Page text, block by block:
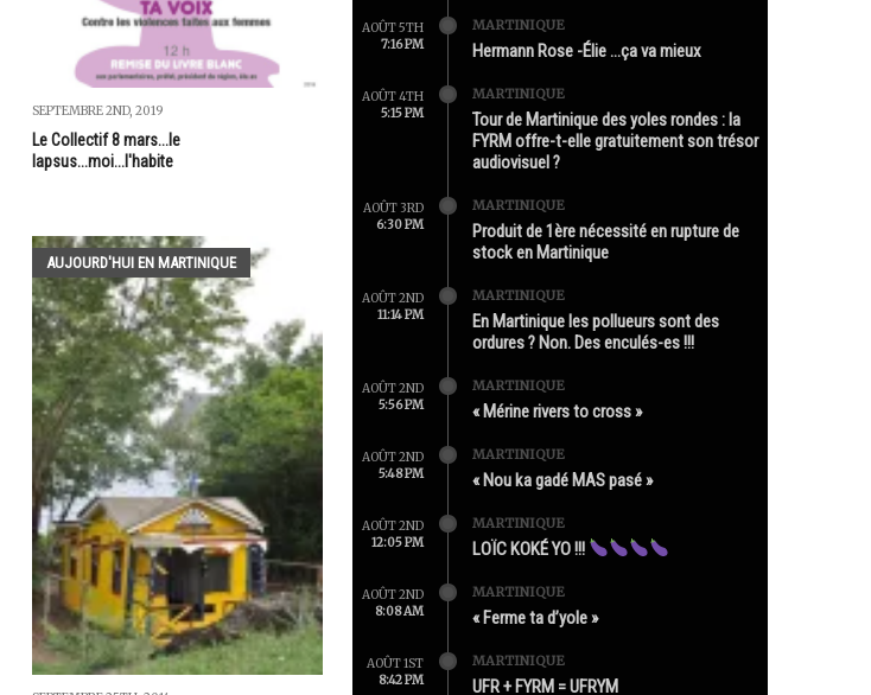
SEPTEMBRE 2ND, 2019
Le Collectif 8 mars...le
lapsus...moi...l'habite
AUJOURD'HUI EN MARTINIQUE
AOÛT 5TH
7:16 PM
MARTINIQUE
Hermann Rose -Élie …ça va mieux
AOÛT 4TH
5:15 PM
MARTINIQUE
Tour de Martinique des yoles rondes : la
FYRM offre-t-elle gratuitement son trésor
audiovisuel ?
AOÛT 3RD
6:30 PM
MARTINIQUE
Produit de 1ère nécessité en rupture de
stock en Martinique
AOÛT 2ND
11:14 PM
MARTINIQUE
En Martinique les pollueurs sont des
ordures ? Non. Des enculés-es !!!
AOÛT 2ND
5:56 PM
MARTINIQUE
« Mérine rivers to cross »
AOÛT 2ND
5:48 PM
MARTINIQUE
« Nou ka gadé MAS pasé »
AOÛT 2ND
12:05 PM
MARTINIQUE
LOÏC KOKÉ YO !!!
AOÛT 2ND
8:08 AM
MARTINIQUE
« Ferme ta d’yole »
AOÛT 1ST
8:42 PM
MARTINIQUE
UFR + FYRM = UFRYM